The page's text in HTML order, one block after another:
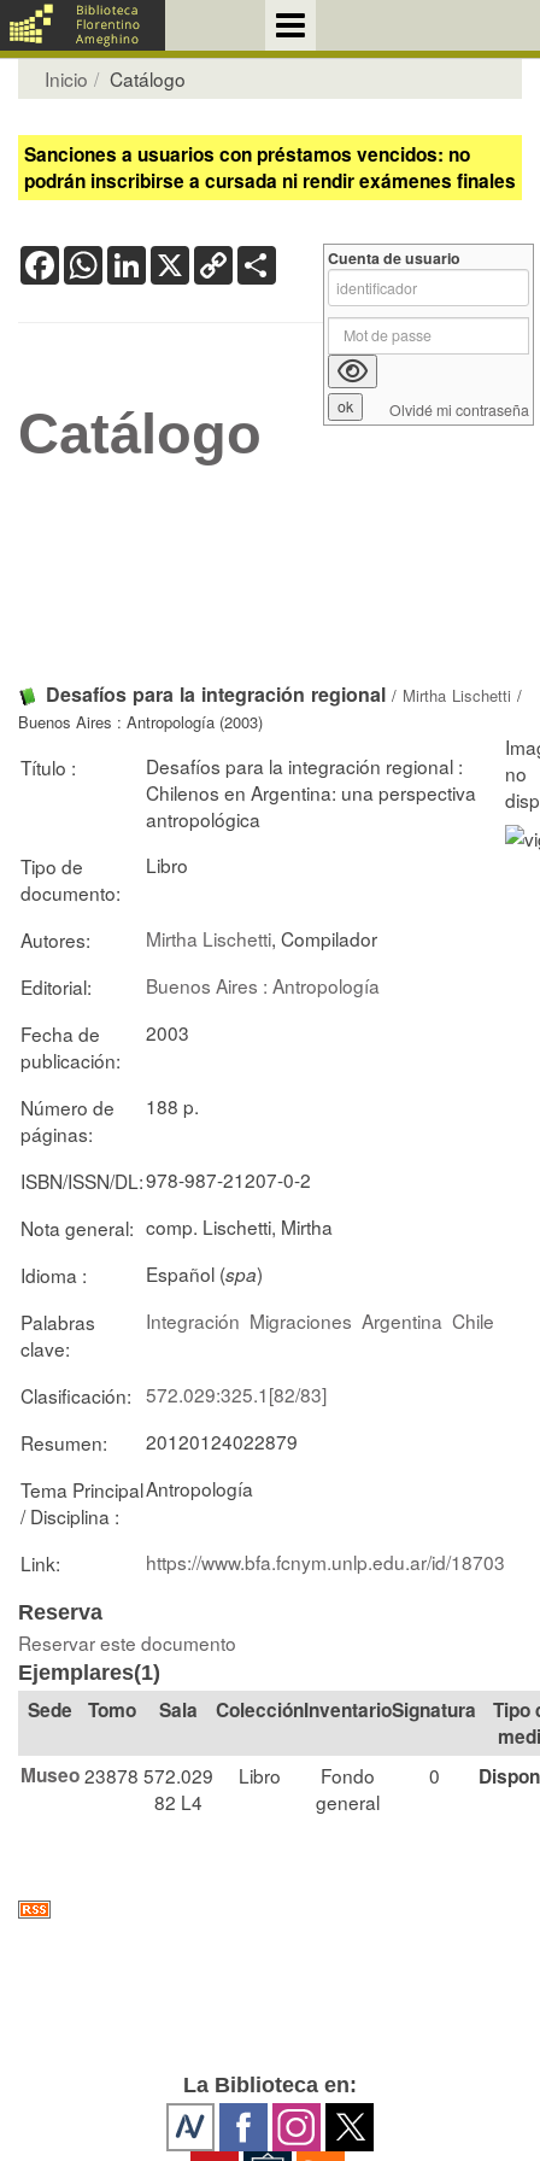
Inicio Catálogo
Sanciones a usuarios con préstamos vencidos: no
podrán inscribirse a cursada ni rendir exámenes finales
FacebookWhatsApp
LinkedIn
X Copy
Link
Catálogo
Desafíos para la integración regional / Mirtha Lischetti /
Buenos Aires : Antropología (2003)
Título :
Desafíos para la integración regional :
Chilenos en Argentina: una perspectiva
antropológica
Tipo de
documento:
Libro
Autores: Mirtha Lischetti, Compilador
Editorial:
Buenos Aires : Antropología
Fecha de
publicación:
2003
Número de
páginas:
188 p.
ISBN/ISSN/DL:978-987-21207-0-2
Nota general: comp. Lischetti, Mirtha
Idioma :
Español (spa)
Palabras
clave:
Integración Migraciones Argentina Chile
Clasificación: 572.029:325.1[82/83]
Resumen:
20120124022879
Tema Principal
/ Disciplina :
Antropología
Link: https://www.bfa.fcnym.unlp.edu.ar/id/18703
Reserva
Reservar este documento
Ejemplares(1)
Tomo Sala Colección Signatura
Tipo
Museo23878 572.029
82 L4
Libro
Fondo
general
0
Cuenta de usuario
Olvidé mi contraseña
La Biblioteca en: